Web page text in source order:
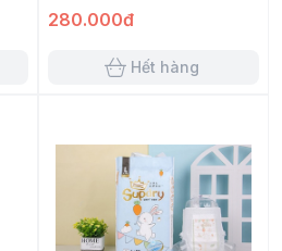
280.000đ
Hết hàng